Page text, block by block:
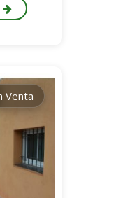
Venta